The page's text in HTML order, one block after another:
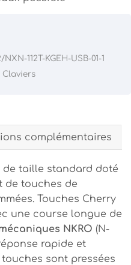
112T-KGEH-USB-01-1
Claviers
complémentaires
de taille standard doté
de touches de
Touches Cherry
une course longue de
NKRO (N-
rapide et
sont pressées